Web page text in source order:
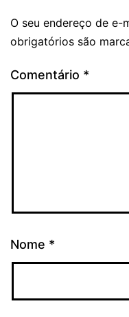
O seu endereço de e-
obrigatórios são
Comentário *
Nome *